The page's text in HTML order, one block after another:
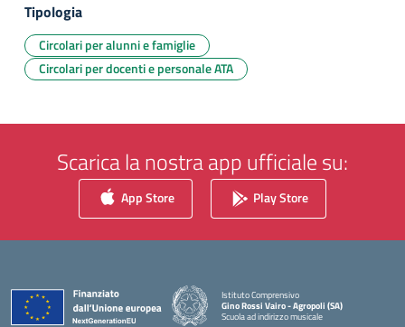
Tipologia
Circolari per alunni e famiglie
Circolari per docenti e personale ATA
Scarica la nostra app ufficiale su:
App Store Play Store
Istituto Comprensivo
Gino Rossi Vairo - Agropoli (SA)
Scuola ad indirizzo musicale